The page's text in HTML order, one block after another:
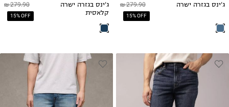
279.90 ₪
15% OFF
ג'ינס בגזרה ישרה
38W-32L
38W-34L
279.90 ₪
15% OFF
ג'ינס בגזרה ישרה
קלאסית